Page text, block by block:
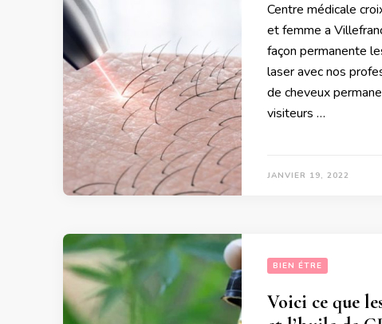
Centre médicale
et femme a
façon permanente
laser avec nos
de cheveux
visiteurs …
JANVIER 19, 2022
BIEN ÉTRE
Voici ce que